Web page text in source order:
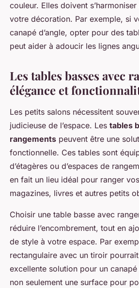
couleur. Elles doivent
votre décoration. Par exemple, si
canapé d’angle, opter pour des
peut aider à adoucir les lignes
Les tables basses avec
élégance et
Les petits salons nécessitent
judicieuse de l’espace. Les tables
rangements peuvent être une
fonctionnelle. Ces tables sont
d’étagères ou d’espaces de
en fait un lieu idéal pour ranger
magazines, livres et autres petits
Choisir une table basse avec
réduire l’encombrement, tout en
de style à votre espace. Par
rectangulaire avec un tiroir
excellente solution pour un canapé
non seulement une surface pour